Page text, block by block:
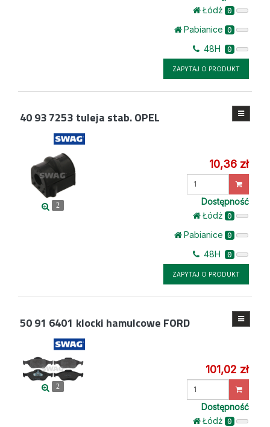
Łódż 0
Pabianice 0
48H 0
ZAPYTAJ O PRODUKT
40 93 7253 tuleja stab. OPEL
2
10,36 zł
Wprowadź
Dostępność
Łódż 0
Pabianice 0
48H 0
ZAPYTAJ O PRODUKT
50 91 6401 klocki hamulcowe FORD
2
101,02 zł
Wprowadź
Dostępność
Łódż 0